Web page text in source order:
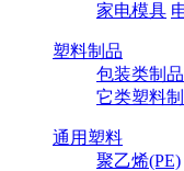
家电模具
塑料制品
包装类制品
它类塑料
通用塑料
聚乙烯(PE)